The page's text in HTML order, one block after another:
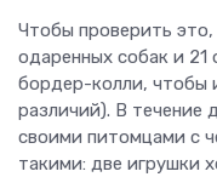
Чтобы проверить
одаренных собак и
бордер-колли, чтобы
различий). В течение
своими питомцами с
такими: две игрушки